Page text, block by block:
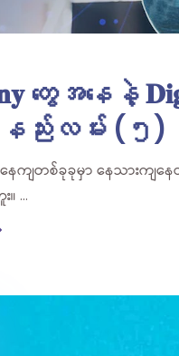
တွေအနေနဲ့
းလမ်း (၅)
ျတစ်ခုခုမှာ နေသားကျန
။